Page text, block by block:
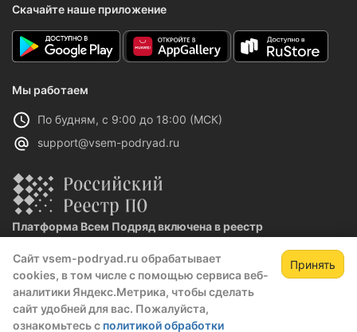
Сайт vsem-podryad.ru обрабатывает
cookies, в том числе с помощью сервиса веб-
аналитики Яндекс.Метрика, чтобы сделать
сайт удобней для вас. Пожалуйста,
ознакомьтесь с политикой обработки
Принять
Скачайте наше приложение
Мы работаем
По будням, с 9:00 до 18:00 (МСК)
support@vsem-podryad.ru
Платформа Всем Подряд включена в реестр
Реестровая запись №32021 от 06.02.2026
Политика конфиденциальности